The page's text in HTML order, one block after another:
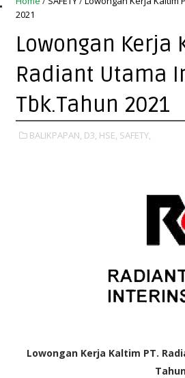
2021
Lowongan Kerja
Radiant Utama
Tbk.Tahun 2021
BALIKPAPAN, D3, HSE, SAFETY,
Lowongan Kerja Kaltim PT.